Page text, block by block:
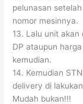
pelunasan
nomor mesinnya.
13. Lalu unit akan
DP ataupun
kemudian.
14. Kemudian
delivery di
Mudah bukan!!!